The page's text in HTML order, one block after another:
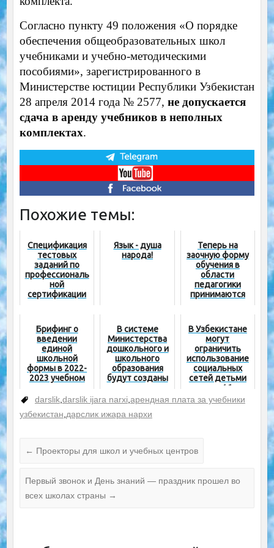
Согласно пункту 49 положения «О порядке
обеспечения общеобразовательных школ
учебниками и учебно-методическими
пособиями», зарегистрированного в
Министерстве юстиции Республики Узбекистан
28 апреля 2014 года № 2577, не допускается
сдача в аренду учебников в неполных
комплектах.
Похожие темы:
Cпецификация
тестовых
заданий по
профессиональ
ной
сертификации
Язык - душа
народа!
Теперь на
заочную форму
обучения в
области
педагогики
принимаются
Брифинг о
введении
единой
школьной
формы в 2022-
2023 учебном
В системе
Министерства
дошкольного и
школьного
образования
будут созданы
школы
В Узбекистане
могут
ограничить
использование
социальных
сетей детьми
младше 16 лет
darslik,darslik ijara narxi,арендная плата за учебники
узбекистан,дарслик ижара нархи
← Проекторы для школ и учебных центров
Первый звонок и День знаний — праздник прошел во
всех школах страны →